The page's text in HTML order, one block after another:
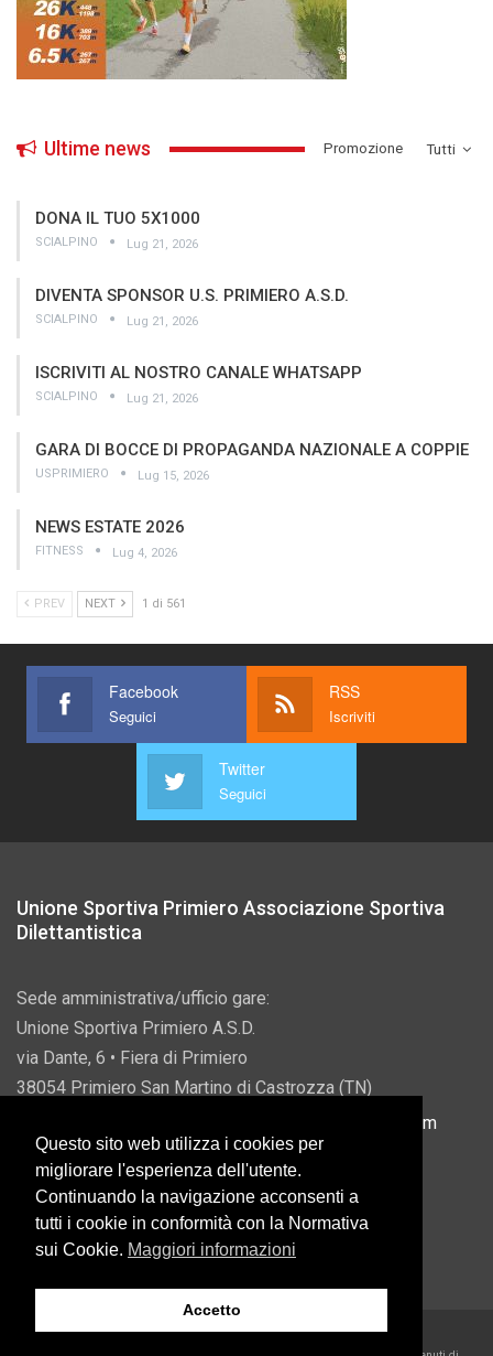
Tutti
Ultime news ­Promozione
DONA IL TUO 5X1000
SCIALPINO Lug 21, 2026
DIVENTA SPONSOR U.S. PRIMIERO A.S.D.
SCIALPINO Lug 21, 2026
ISCRIVITI AL NOSTRO CANALE WHATSAPP
SCIALPINO Lug 21, 2026
GARA DI BOCCE DI PROPAGANDA NAZIONALE A COPPIE
USPRIMIERO Lug 15, 2026
NEWS ESTATE 2026
FITNESS Lug 4, 2026
PREV NEXT 1 di 561
Facebook
Seguici
RSS
Iscriviti
Twitter
Seguici
Unione Sportiva Primiero Associazione Sportiva
Dilettantistica
Sede amministrativa/ufficio gare:
Unione Sportiva Primiero A.S.D.
via Dante, 6 • Fiera di Primiero
38054 Primiero San Martino di Castrozza (TN)
info@usprimiero.com
Vantaggi da Pubblica Amministrazione
Questo sito web utilizza i cookies per
migliorare l'esperienza dell'utente.
Continuando la navigazione acconsenti a
tutti i cookie in conformità con la Normativa
sui Cookie. Maggiori informazioni
Accetto